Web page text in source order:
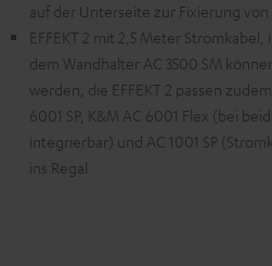
auf der Unterseite zur Fixierung
EFFEKT 2 mit 2,5 Meter
dem Wandhalter AC 3500 SM
werden, die EFFEKT 2 passen
6001 SP, K&M AC 6001 Flex (bei
integrierbar) und AC 1001 SP
ins Regal